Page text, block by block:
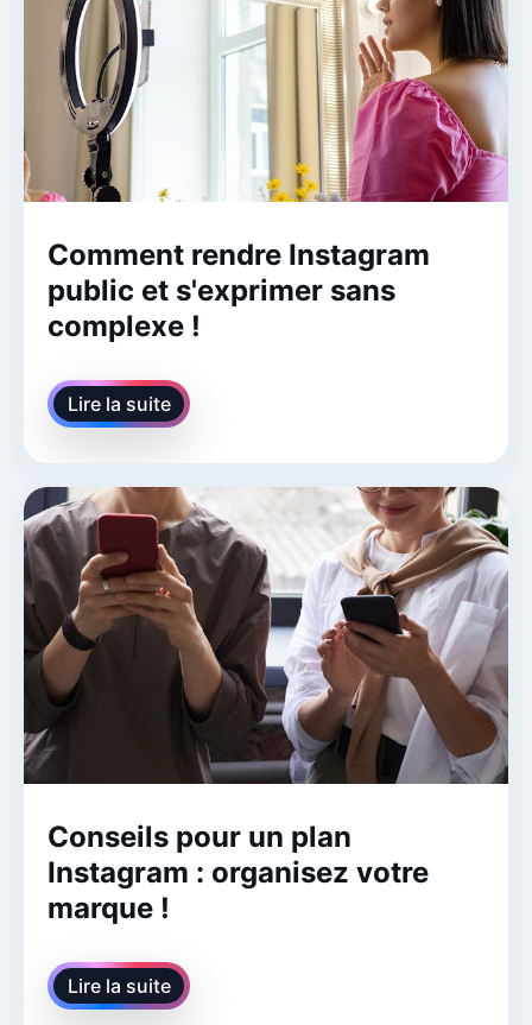
Comment rendre Instagram
public et s'exprimer sans
complexe !
Lire la suite
Conseils pour un plan
Instagram : organisez votre
marque !
Lire la suite